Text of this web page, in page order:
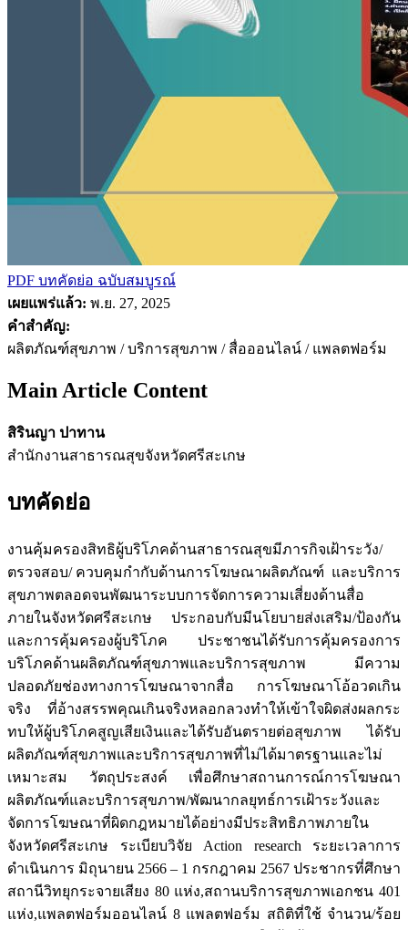
PDF บทคัดย่อ ฉบับสมบูรณ์
เผยแพร่แล้ว: พ.ย. 27, 2025
คำสำคัญ:
ผลิตภัณฑ์สุขภาพ / บริการสุขภาพ / สื่อออนไลน์ / แพลตฟอร์ม
Main Article Content
สิรินญา ปาทาน
สำนักงานสาธารณสุขจังหวัดศรีสะเกษ
บทคัดย่อ
งานคุ้มครองสิทธิผู้บริโภคด้านสาธารณสุขมีภารกิจเฝ้าระวัง/
ตรวจสอบ/ ควบคุมกำกับด้านการโฆษณาผลิตภัณฑ์ และบริการ
สุขภาพตลอดจนพัฒนาระบบการจัดการความเสี่ยงด้านสื่อ
ภายในจังหวัดศรีสะเกษ ประกอบกับมีนโยบายส่งเสริม/ป้องกัน
และการคุ้มครองผู้บริโภค ประชาชนได้รับการคุ้มครองการ
บริโภคด้านผลิตภัณฑ์สุขภาพและบริการสุขภาพ มีความ
ปลอดภัยช่องทางการโฆษณาจากสื่อ การโฆษณาโอ้อวดเกิน
จริง ที่อ้างสรรพคุณเกินจริงหลอกลวงทำให้เข้าใจผิดส่งผลกระ
ทบให้ผู้บริโภคสูญเสียเงินและได้รับอันตรายต่อสุขภาพ ได้รับ
ผลิตภัณฑ์สุขภาพและบริการสุขภาพที่ไม่ได้มาตรฐานและไม่
เหมาะสม วัตถุประสงค์ เพื่อศึกษาสถานการณ์การโฆษณา
ผลิตภัณฑ์และบริการสุขภาพ/พัฒนากลยุทธ์การเฝ้าระวังและ
จัดการโฆษณาที่ผิดกฎหมายได้อย่างมีประสิทธิภาพภายใน
จังหวัดศรีสะเกษ ระเบียบวิจัย Action research ระยะเวลาการ
ดำเนินการ มิถุนายน 2566 – 1 กรกฎาคม 2567 ประชากรที่ศึกษา
สถานีวิทยุกระจายเสียง 80 แห่ง,สถานบริการสุขภาพเอกชน 401
แห่ง,แพลตฟอร์มออนไลน์ 8 แพลตฟอร์ม สถิติที่ใช้ จำนวน/ร้อย